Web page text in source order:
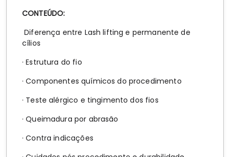
CONTEÚDO:
Diferença entre Lash lifting e permanente de
cílios
· Estrutura do fio
· Componentes químicos do procedimento
· Teste alérgico e tingimento dos fios
· Queimadura por abrasão
· Contra indicações